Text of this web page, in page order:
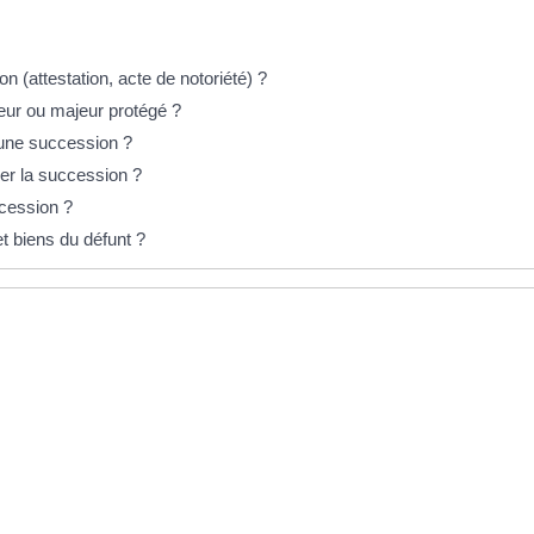
(attestation, acte de notoriété) ?
ou majeur protégé ?
succession ?
la succession ?
?
biens du défunt ?